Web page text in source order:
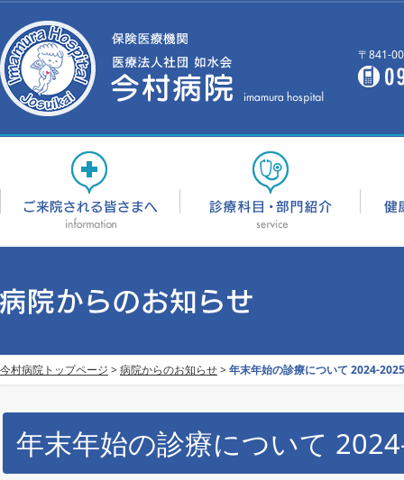
〒841-
今村病院トップページ >病院からのお知らせ>年末年始の診療について 2024-2025
年末年始の診療について